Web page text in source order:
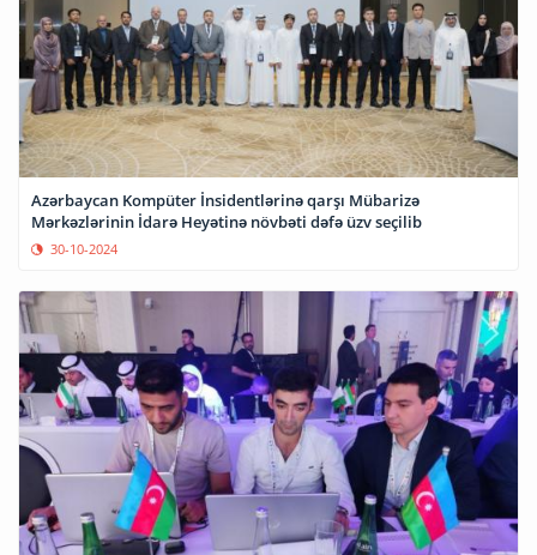
Azərbaycan Kompüter İnsidentlərinə qarşı Mübarizə
Mərkəzlərinin İdarə Heyətinə növbəti dəfə üzv seçilib
30-10-2024